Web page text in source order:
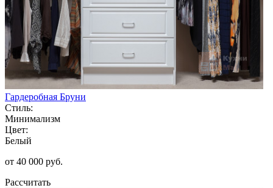
Гардеробная Бруни
Стиль:
Минимализм
Цвет:
Белый
от 40 000 руб.
Рассчитать